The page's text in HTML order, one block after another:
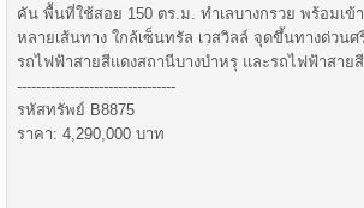
คัน พื้นที่ใช้สอย 150 ตร.ม. ทำเลบางกรวย พร้อมเข้
หลายเส้นทาง ใกล้เซ็นทรัล เวสวิลล์ จุดขึ้นทางด่วน
รถไฟฟ้าสายสีแดงสถานีบางบำหรุ และรถไฟฟ้าสาย
---------------------------------
รหัสทรัพย์ B8875
ราคา: 4,290,000 บาท